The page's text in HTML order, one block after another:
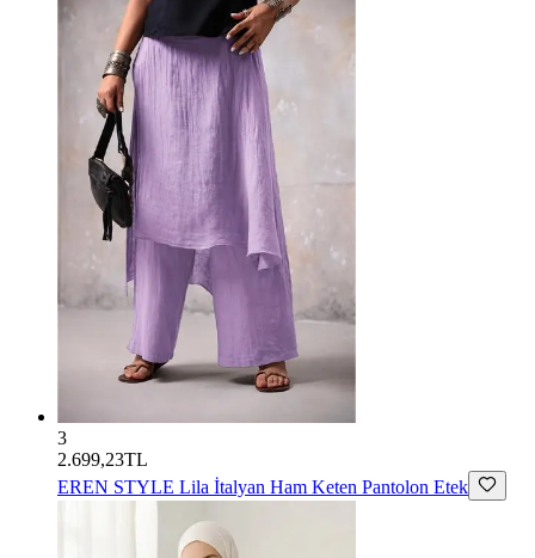
3
2.699,23TL
EREN STYLE Lila İtalyan Ham Keten Pantolon Etek